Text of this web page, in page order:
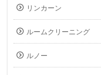
リンカーン
ルームクリーニング
ルノー